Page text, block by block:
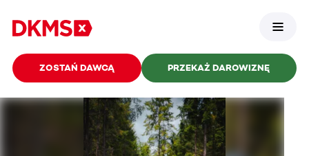
ZOSTAŃ DAWCĄ PRZEKAŻ DAROWIZNĘ